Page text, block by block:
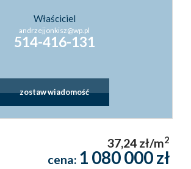
Właściciel
andrzejjonkisz@wp.pl
514-416-131
zostaw wiadomość
37,24 zł/m2
cena: 1 080 000 zł